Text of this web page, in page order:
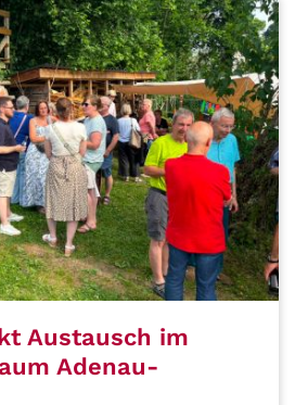
Austausch im
Adenau-